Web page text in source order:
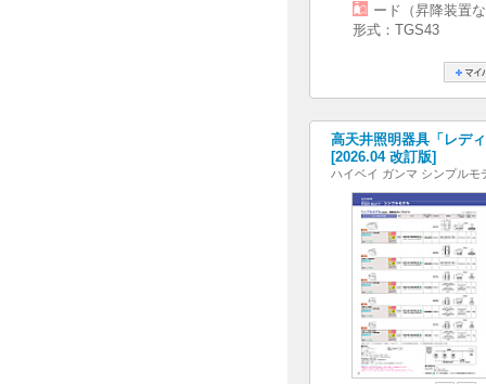
ード（昇降装置
形式：TGS43
高天井照明器具「レデ
[2026.04 改訂版]
ハイベイ ガンマ シンプルモ